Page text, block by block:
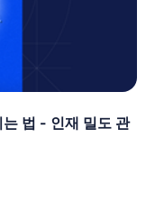
법 - 인재 밀도 관